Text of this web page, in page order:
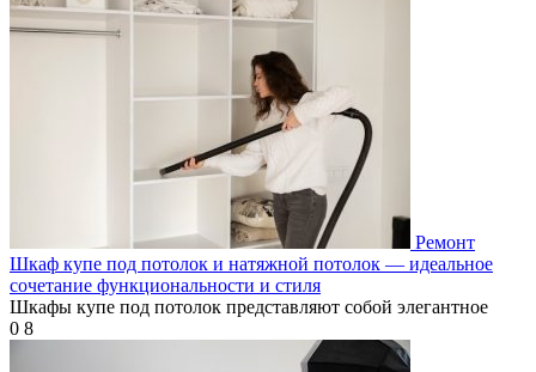
Ремонт
Шкаф купе под потолок и натяжной потолок — идеальное
сочетание функциональности и стиля
Шкафы купе под потолок представляют собой элегантное
0 8